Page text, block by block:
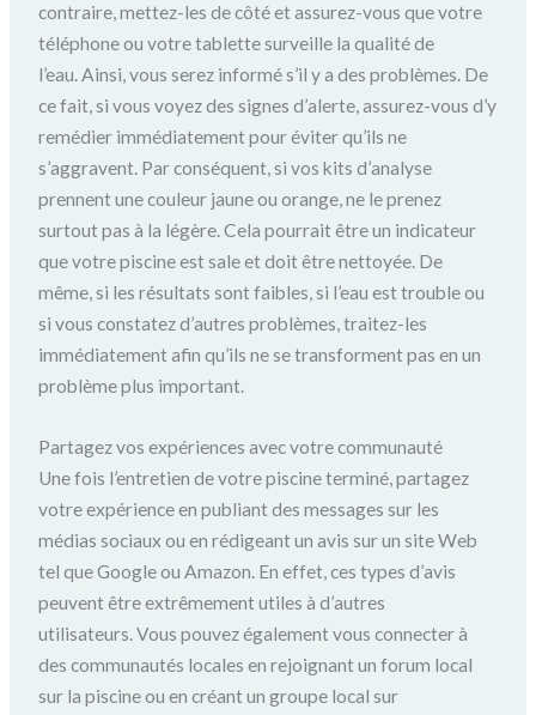
contraire, mettez-les de côté et assurez-vous que votre
téléphone ou votre tablette surveille la qualité de
l’eau.Ainsi, vous serez informé s’il y a des problèmes. De
ce fait, si vous voyez des signes d’alerte, assurez-vous d’y
remédier immédiatement pour éviter qu’ils ne
s’aggravent. Par conséquent, si vos kits d’analyse
prennent une couleur jaune ou orange, ne le prenez
surtout pas à la légère.Cela pourrait être un indicateur
que votre piscine est sale et doit être nettoyée. De
même, si les résultats sont faibles, si l’eau est trouble ou
si vous constatez d’autres problèmes, traitez-les
immédiatement afin qu’ils ne se transforment pas en un
problème plus important.
Partagez vos expériencesavec votre communauté
Une fois l’entretien de votre piscine terminé, partagez
votre expérience en publiant des messages sur les
médias sociaux ou en rédigeant un avis sur un site Web
tel que Google ou Amazon. En effet, ces types d’avis
peuvent être extrêmement utiles à d’autres
utilisateurs.Vous pouvez également vous connecter à
des communautés locales en rejoignant un forum local
sur la piscine ou en créant un groupe local sur